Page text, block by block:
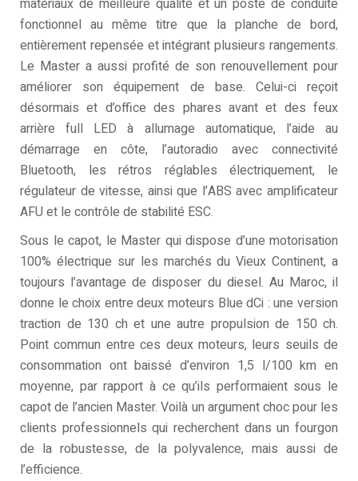
matériaux de meilleure qualité et un poste de conduite
fonctionnel au même titre que la planche de bord,
entièrement repensée et intégrant plusieurs rangements.
Le Master a aussi profité de son renouvellement pour
améliorer son équipement de base. Celui-ci reçoit
désormais et d’office des phares avant et des feux
arrière full LED à allumage automatique, l’aide au
démarrage en côte, l’autoradio avec connectivité
Bluetooth, les rétros réglables électriquement, le
régulateur de vitesse, ainsi que l’ABS avec amplificateur
AFU et le contrôle de stabilité ESC.
Sous le capot, le Master qui dispose d’une motorisation
100% électrique sur les marchés du Vieux Continent, a
toujours l’avantage de disposer du diesel. Au Maroc, il
donne le choix entre deux moteurs Blue dCi : une version
traction de 130 ch et une autre propulsion de 150 ch.
Point commun entre ces deux moteurs, leurs seuils de
consommation ont baissé d’environ 1,5 l/100 km en
moyenne, par rapport à ce qu’ils performaient sous le
capot de l’ancien Master. Voilà un argument choc pour les
clients professionnels qui recherchent dans un fourgon
de la robustesse, de la polyvalence, mais aussi de
l’efficience.